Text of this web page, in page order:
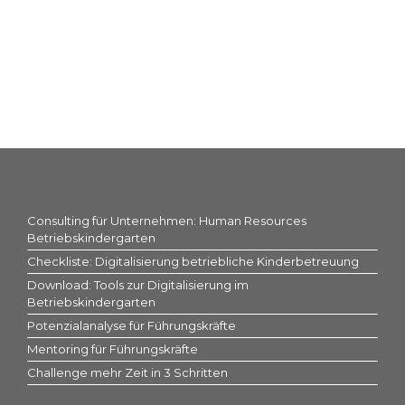
Consulting für Unternehmen: Human Resources
Betriebskindergarten
Checkliste: Digitalisierung betriebliche Kinderbetreuung
Download: Tools zur Digitalisierung im
Betriebskindergarten
Potenzialanalyse für Führungskräfte
Mentoring für Führungskräfte
Challenge mehr Zeit in 3 Schritten